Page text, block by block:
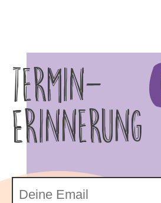
Termin-
Erinnerung